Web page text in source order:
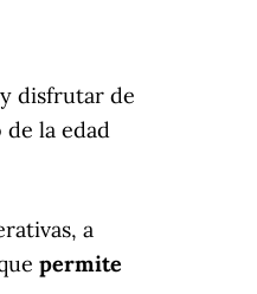
disfrutar de
la edad
a
permite